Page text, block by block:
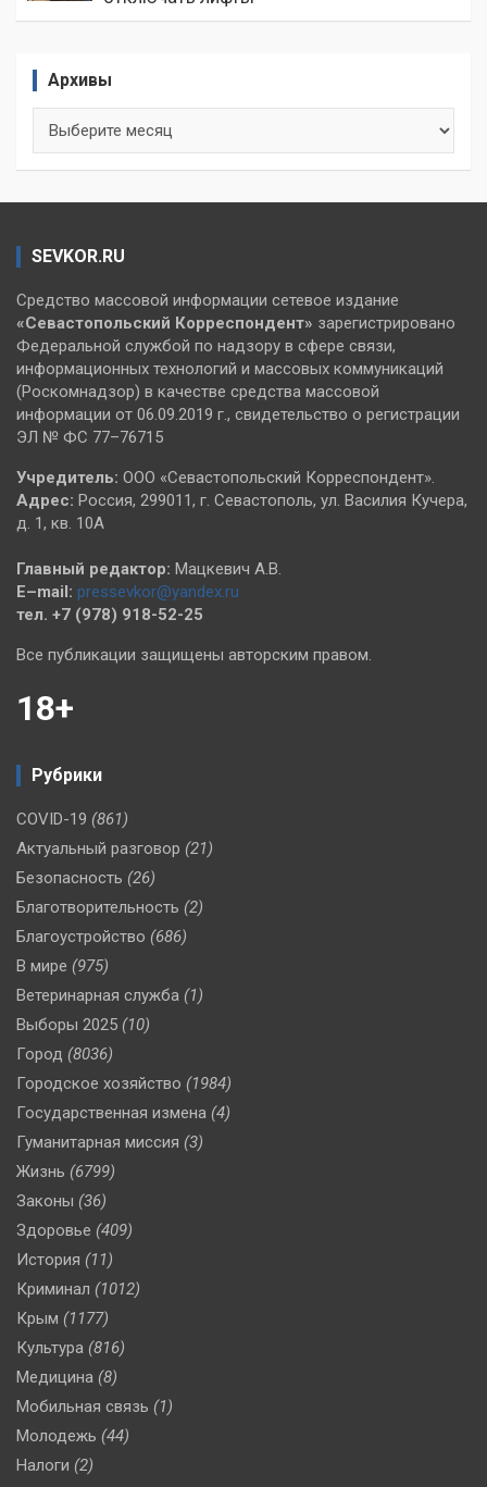
Архивы
SEVKOR.RU
Средство массовой информации сетевое издание
«Севастопольский Корреспондент» зарегистрировано
Федеральной службой по надзору в сфере связи,
информационных технологий и массовых коммуникаций
(Роскомнадзор) в качестве средства массовой
информации от 06.09.2019 г., свидетельство о регистрации
ЭЛ № ФС 77–76715
Учредитель: ООО «Севастопольский Корреспондент».
Адрес: Россия, 299011, г. Севастополь, ул. Василия Кучера,
д. 1, кв. 10А
Главный редактор: Мацкевич А.В.
E–mail: pressevkor@yandex.ru
тел. +7 (978) 918-52-25
Все публикации защищены авторским правом.
18+
Рубрики
COVID-19 (861)
Актуальный разговор (21)
Безопасность (26)
Благотворительность (2)
Благоустройство (686)
В мире (975)
Ветеринарная служба (1)
Выборы 2025 (10)
Город (8036)
Городское хозяйство (1984)
Государственная измена (4)
Гуманитарная миссия (3)
Жизнь (6799)
Законы (36)
Здоровье (409)
История (11)
Криминал (1012)
Крым (1177)
Культура (816)
Медицина (8)
Мобильная связь (1)
Молодежь (44)
Налоги (2)